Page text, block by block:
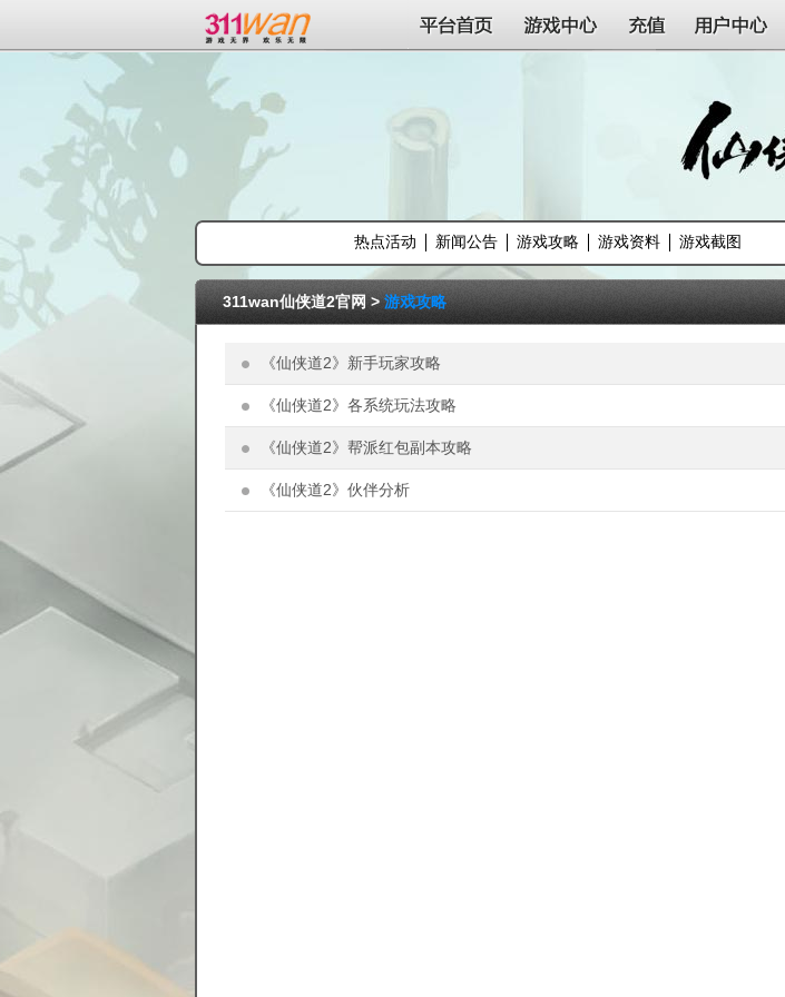
311wan平台 平台首页 游戏中心 充值 用户中心
热点活动 新闻公告 游戏攻略 游戏资料 游戏截图
311wan仙侠道2官网>游戏攻略
《仙侠道2》新手玩家攻略
《仙侠道2》各系统玩法攻略
《仙侠道2》帮派红包副本攻略
《仙侠道2》伙伴分析